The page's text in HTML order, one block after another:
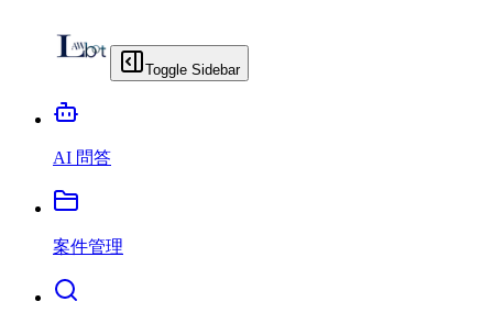
Toggle Sidebar
AI 問答
案件管理